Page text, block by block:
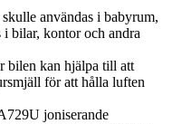
användas i babyrum,
bilar, kontor och andra
bilen kan hjälpa till att
för att hålla luften
joniserande